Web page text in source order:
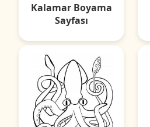
Kalamar Boyama
Sayfası